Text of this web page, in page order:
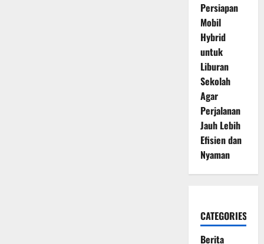
Persiapan
Mobil
Hybrid
untuk
Liburan
Sekolah
Agar
Perjalanan
Jauh Lebih
Efisien dan
Nyaman
CATEGORIES
Berita